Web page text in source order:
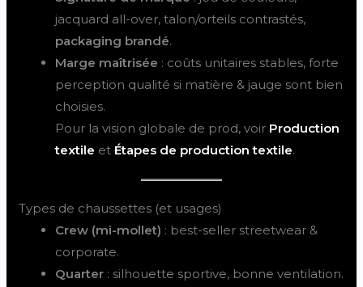
jacquard all-over, talon/orteils contrastés,
packaging brandé.
Marge maîtrisée : coûts unitaires stables, forte
perception qualité si matière & jauge sont bien
choisies.
Pour la vision globale de prod, voir Production
textile et Étapes de production textile.
Types de chaussettes (et usages)
Crew (mi-mollet) : best-seller streetwear &
corporate.
Quarter : silhouette sportive, bonne ventilation.